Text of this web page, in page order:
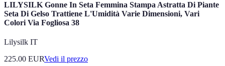
LILYSILK Gonne In Seta Femmina Stampa Astratta Di Piante
Seta Di Gelso Trattiene L'Umidità Varie Dimensioni, Vari
Colori Via Fogliosa 38
Lilysilk IT
225.00 EURVedi il prezzo